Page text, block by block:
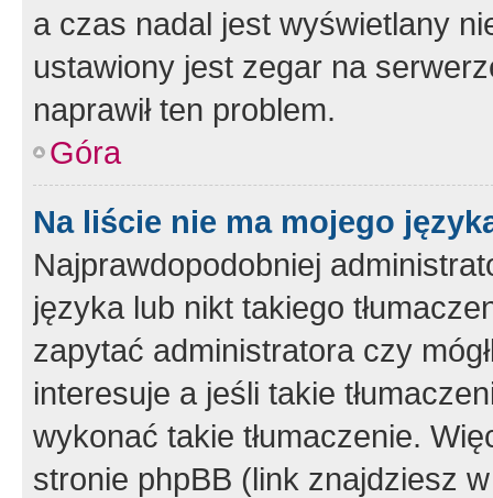
a czas nadal jest wyświetlany
ustawiony jest zegar na
naprawił ten problem.
Góra
Na liście nie ma mojego
Najprawdopodobniej
języka lub nikt takiego
zapytać administratora czy
interesuje a jeśli takie
wykonać takie tłumaczenie.
stronie phpBB (link znajdziesz